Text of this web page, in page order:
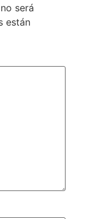
será
están